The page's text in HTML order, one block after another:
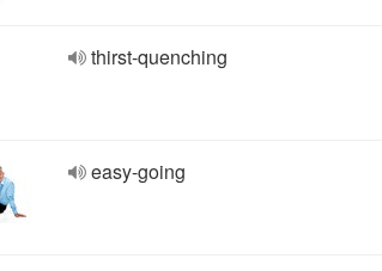
thirst-quenching
easy-going